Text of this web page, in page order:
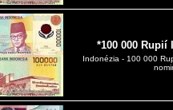
*100 000 Rupií
Indonézia - 100 000